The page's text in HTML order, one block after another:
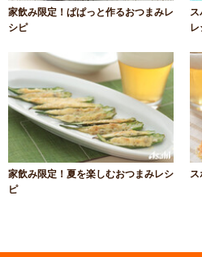
家飲み限定！ぱぱっと作るおつまみレ
シピ
家飲み限定！夏を楽しむおつまみレシ
ピ